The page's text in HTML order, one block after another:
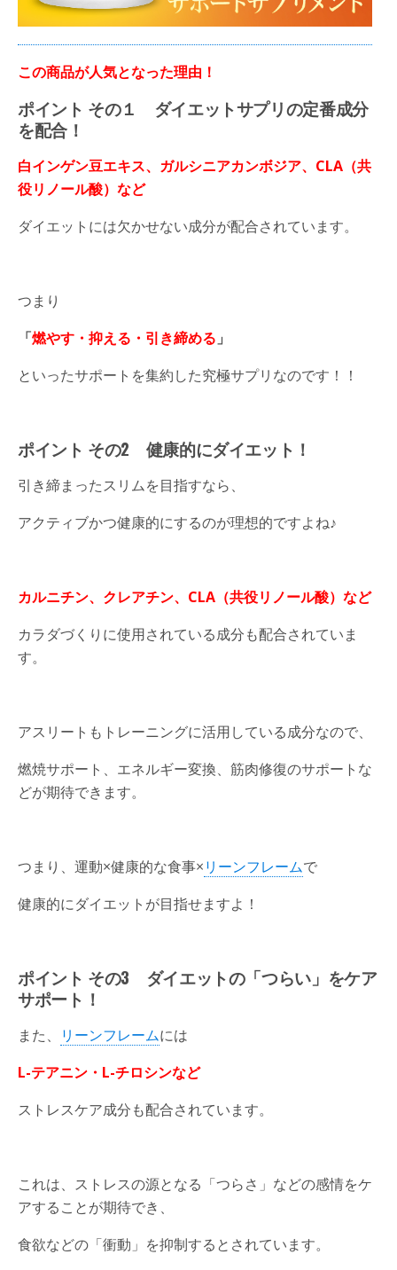
この商品が人気となった理由！
ポイント その１ ダイエットサプリの定番成分
を配合！
白インゲン豆エキス、ガルシニアカンボジア、CLA（共
役リノール酸）など
ダイエットには欠かせない成分が配合されています。
つまり
「燃やす・抑える・引き締める 」
といったサポートを集約した究極サプリなのです！！
ポイント その2 健康的にダイエット！
引き締まったスリムを目指すなら、
アクティブかつ健康的にするのが理想的ですよね♪
カルニチン、クレアチン、CLA（共役リノール酸）など
カラダづくりに使用されている成分も配合されていま
す。
アスリートもトレーニングに活用している成分なので、
燃焼サポート、エネルギー変換、筋肉修復のサポートな
どが期待できます。
つまり、運動×健康的な食事×リーンフレームで
健康的にダイエットが目指せますよ！
ポイント その3 ダイエットの「つらい」をケア
サポート！
また、 リーンフレームには
L-テアニン・L-チロシンなど
ストレスケア成分も配合されています。
これは、ストレスの源となる「つらさ」などの感情をケ
アすることが期待でき、
食欲などの「衝動」を抑制するとされています。